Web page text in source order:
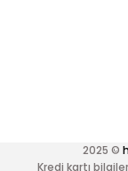
2025 ©
Kredi kartı